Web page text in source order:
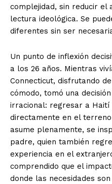
complejidad, sin reducir el
lectura ideológica. Se
diferentes sin ser
Un punto de inflexión
a los 26 años. Mientras
Connecticut, disfrutando
cómodo, tomó una
irracional: regresar a Haití
directamente en el
asume plenamente, se
padre, quien también
experiencia en el
comprendido que el
donde las necesidades